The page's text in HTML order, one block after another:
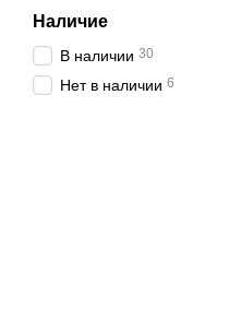
Наличие
В наличии 30
Нет в наличии 6